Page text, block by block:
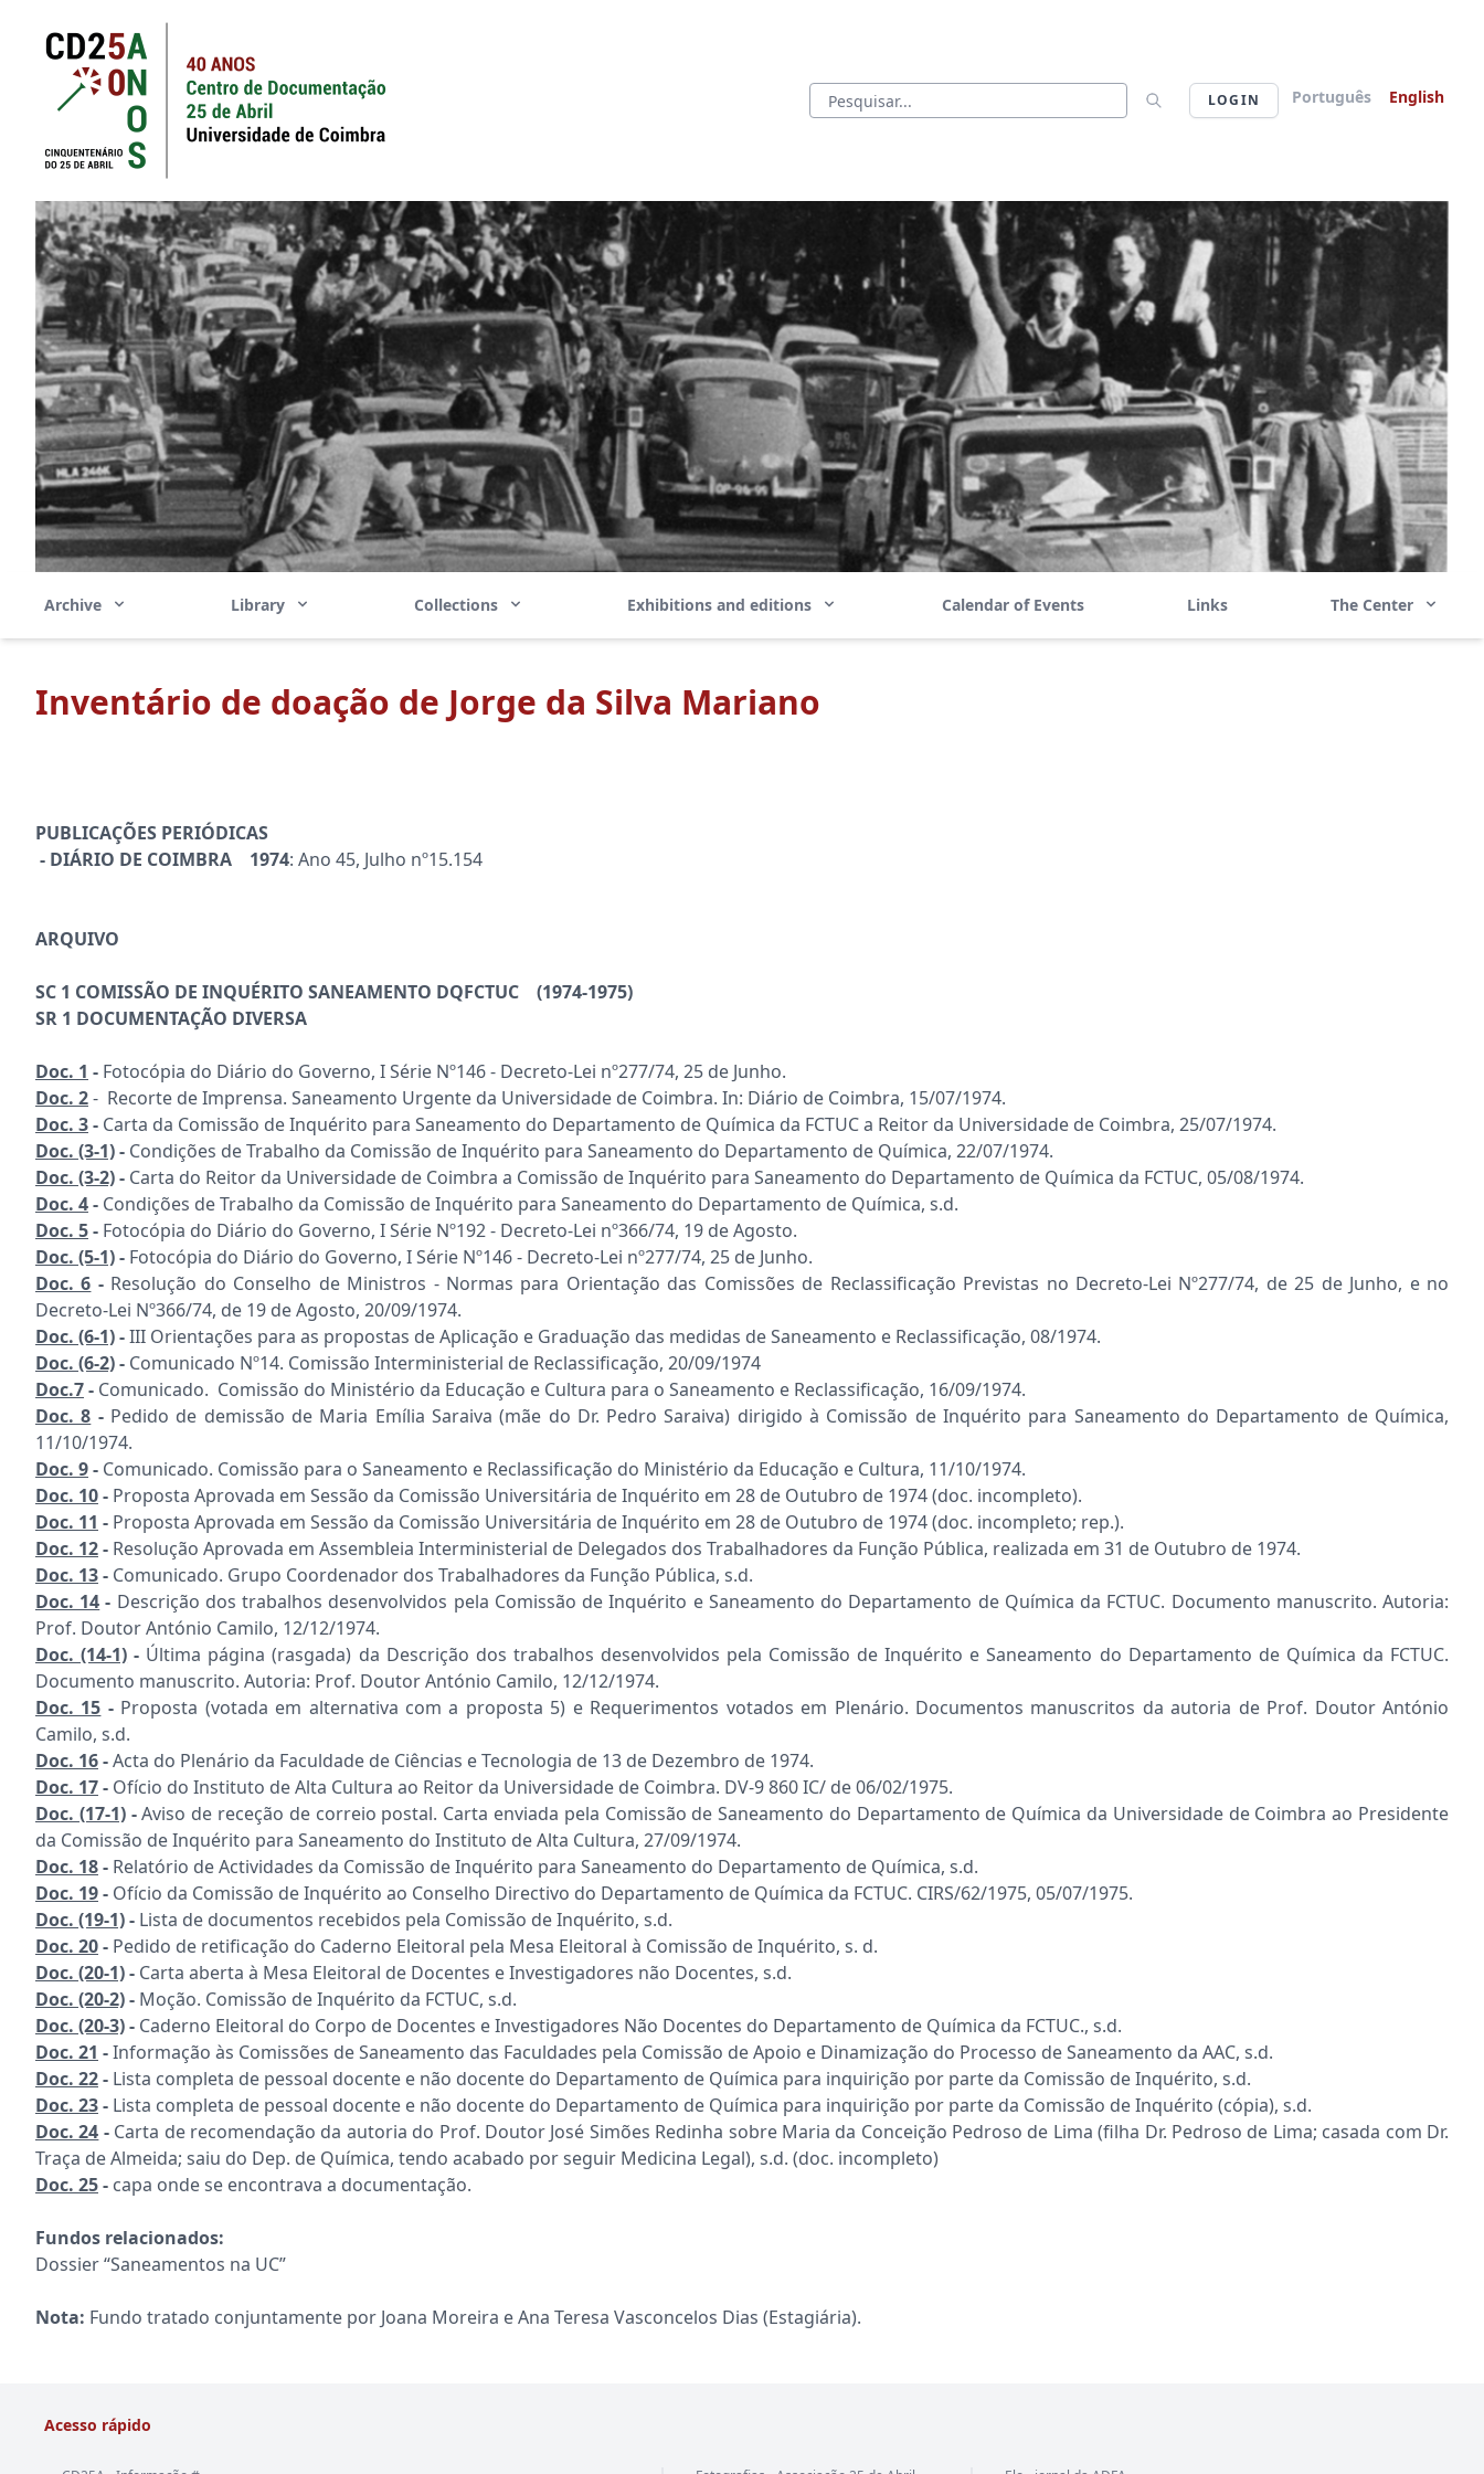
LOGIN Português English
Archive Library Collections Exhibitions and editions Calendar of Events Links The Center
Inventário de doação de Jorge da Silva Mariano
PUBLICAÇÕES PERIÓDICAS
- DIÁRIO DE COIMBRA 1974: Ano 45, Julho nº15.154
ARQUIVO
SC 1 COMISSÃO DE INQUÉRITO SANEAMENTO DQFCTUC (1974-1975)
SR 1 DOCUMENTAÇÃO DIVERSA
Doc. 1 - Fotocópia do Diário do Governo, I Série Nº146 - Decreto-Lei nº277/74, 25 de Junho.
Doc. 2- Recorte de Imprensa. Saneamento Urgente da Universidade de Coimbra. In: Diário de Coimbra, 15/07/1974.
Doc. 3- Carta da Comissão de Inquérito para Saneamento do Departamento de Química da FCTUC a Reitor da Universidade de Coimbra, 25/07/1974.
Doc. (3-1)- Condições de Trabalho da Comissão de Inquérito para Saneamento do Departamento de Química, 22/07/1974.
Doc. (3-2)- Carta do Reitor da Universidade de Coimbra a Comissão de Inquérito para Saneamento do Departamento de Química da FCTUC, 05/08/1974.
Doc. 4- Condições de Trabalho da Comissão de Inquérito para Saneamento do Departamento de Química, s.d.
Doc. 5- Fotocópia do Diário do Governo, I Série Nº192 - Decreto-Lei nº366/74, 19 de Agosto.
Doc. (5-1)- Fotocópia do Diário do Governo, I Série Nº146 - Decreto-Lei nº277/74, 25 de Junho.
Doc. 6 -Resolução do Conselho de Ministros - Normas para Orientação das Comissões de Reclassificação Previstas no Decreto-Lei Nº277/74, de 25 de Junho, e no
Decreto-Lei Nº366/74, de 19 de Agosto, 20/09/1974.
Doc. (6-1)-III Orientações para as propostas de Aplicação e Graduação das medidas de Saneamento e Reclassificação, 08/1974.
Doc. (6-2)- Comunicado Nº14. Comissão Interministerial de Reclassificação, 20/09/1974
Doc.7- Comunicado. Comissão do Ministério da Educação e Cultura para o Saneamento e Reclassificação, 16/09/1974.
Doc. 8 -Pedido de demissão de Maria Emília Saraiva (mãe do Dr. Pedro Saraiva) dirigido à Comissão de Inquérito para Saneamento do Departamento de Química,
11/10/1974.
Doc. 9- Comunicado. Comissão para o Saneamento e Reclassificação do Ministério da Educação e Cultura, 11/10/1974.
Doc. 10- Proposta Aprovada em Sessão da Comissão Universitária de Inquérito em 28 de Outubro de 1974 (doc. incompleto).
Doc. 11 - Proposta Aprovada em Sessão da Comissão Universitária de Inquérito em 28 de Outubro de 1974 (doc. incompleto; rep.).
Doc. 12- Resolução Aprovada em Assembleia Interministerial de Delegados dos Trabalhadores da Função Pública, realizada em 31 de Outubro de 1974.
Doc. 13- Comunicado. Grupo Coordenador dos Trabalhadores da Função Pública, s.d.
Doc. 14 - Descrição dos trabalhos desenvolvidos pela Comissão de Inquérito e Saneamento do Departamento de Química da FCTUC. Documento manuscrito. Autoria:
Prof. Doutor António Camilo, 12/12/1974.
Doc. (14-1) - Última página (rasgada) da Descrição dos trabalhos desenvolvidos pela Comissão de Inquérito e Saneamento do Departamento de Química da FCTUC.
Documento manuscrito. Autoria: Prof. Doutor António Camilo, 12/12/1974.
Doc. 15 -Proposta (votada em alternativa com a proposta 5) e Requerimentos votados em Plenário. Documentos manuscritos da autoria de Prof. Doutor António
Camilo, s.d.
Doc. 16-Acta do Plenário da Faculdade de Ciências e Tecnologia de 13 de Dezembro de 1974.
Doc. 17- Ofício do Instituto de Alta Cultura ao Reitor da Universidade de Coimbra. DV-9 860 IC/ de 06/02/1975.
Doc. (17-1)-Aviso de receção de correio postal. Carta enviada pela Comissão de Saneamento do Departamento de Química da Universidade de Coimbra ao Presidente
da Comissão de Inquérito para Saneamento do Instituto de Alta Cultura, 27/09/1974.
Doc. 18- Relatório de Actividades da Comissão de Inquérito para Saneamento do Departamento de Química, s.d.
Doc. 19- Ofício da Comissão de Inquérito ao Conselho Directivo do Departamento de Química da FCTUC. CIRS/62/1975, 05/07/1975.
Doc. (19-1)- Lista de documentos recebidos pela Comissão de Inquérito, s.d.
Doc. 20- Pedido de retificação do Caderno Eleitoral pela Mesa Eleitoral à Comissão de Inquérito, s. d.
Doc. (20-1)- Carta aberta à Mesa Eleitoral de Docentes e Investigadores não Docentes, s.d.
Doc. (20-2)- Moção. Comissão de Inquérito da FCTUC, s.d.
Doc. (20-3)- Caderno Eleitoral do Corpo de Docentes e Investigadores Não Docentes do Departamento de Química da FCTUC., s.d.
Doc. 21 -Informação às Comissões de Saneamento das Faculdades pela Comissão de Apoio e Dinamização do Processo de Saneamento da AAC, s.d.
Doc. 22- Lista completa de pessoal docente e não docente do Departamento de Química para inquirição por parte da Comissão de Inquérito, s.d.
Doc. 23- Lista completa de pessoal docente e não docente do Departamento de Química para inquirição por parte da Comissão de Inquérito (cópia), s.d.
Doc. 24 -Carta de recomendação da autoria do Prof. Doutor José Simões Redinha sobre Maria da Conceição Pedroso de Lima (filha Dr. Pedroso de Lima; casada com Dr.
Traça de Almeida; saiu do Dep. de Química, tendo acabado por seguir Medicina Legal), s.d. (doc. incompleto)
Doc. 25- capa onde se encontrava a documentação.
Fundos relacionados:
Dossier “Saneamentos na UC”
Nota: Fundo tratado conjuntamente por Joana Moreira e Ana Teresa Vasconcelos Dias (Estagiária).
Acesso rápido